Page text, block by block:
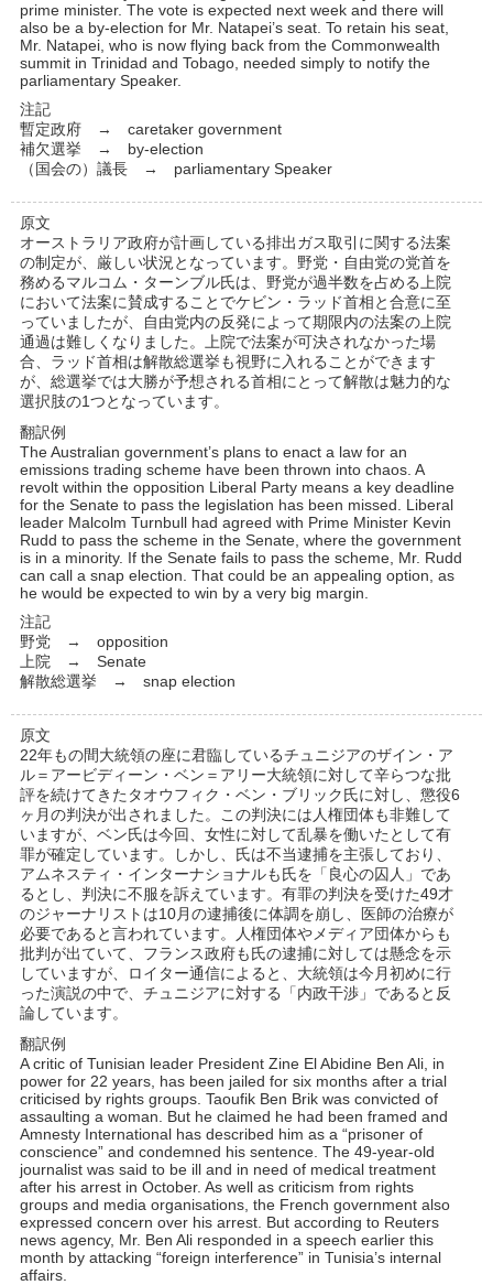
prime minister. The vote is expected next week and there will
also be a by-election for Mr. Natapei’s seat. To retain his seat,
Mr. Natapei, who is now flying back from the Commonwealth
summit in Trinidad and Tobago, needed simply to notify the
parliamentary Speaker.
注記
暫定政府 → caretaker government
補欠選挙 → by-election
（国会の）議長 → parliamentary Speaker
原文
オーストラリア政府が計画している排出ガス取引に関する法案
の制定が、厳しい状況となっています。野党・自由党の党首を
務めるマルコム・ターンブル氏は、野党が過半数を占める上院
において法案に賛成することでケビン・ラッド首相と合意に至
っていましたが、自由党内の反発によって期限内の法案の上院
通過は難しくなりました。上院で法案が可決されなかった場
合、ラッド首相は解散総選挙も視野に入れることができます
が、総選挙では大勝が予想される首相にとって解散は魅力的な
選択肢の1つとなっています。
翻訳例
The Australian government’s plans to enact a law for an
emissions trading scheme have been thrown into chaos. A
revolt within the opposition Liberal Party means a key deadline
for the Senate to pass the legislation has been missed. Liberal
leader Malcolm Turnbull had agreed with Prime Minister Kevin
Rudd to pass the scheme in the Senate, where the government
is in a minority. If the Senate fails to pass the scheme, Mr. Rudd
can call a snap election. That could be an appealing option, as
he would be expected to win by a very big margin.
注記
野党 → opposition
上院 → Senate
解散総選挙 → snap election
原文
22年もの間大統領の座に君臨しているチュニジアのザイン・ア
ル＝アービディーン・ベン＝アリー大統領に対して辛らつな批
評を続けてきたタオウフィク・ベン・ブリック氏に対し、懲役6
ヶ月の判決が出されました。この判決には人権団体も非難して
いますが、ベン氏は今回、女性に対して乱暴を働いたとして有
罪が確定しています。しかし、氏は不当逮捕を主張しており、
アムネスティ・インターナショナルも氏を「良心の囚人」であ
るとし、判決に不服を訴えています。有罪の判決を受けた49才
のジャーナリストは10月の逮捕後に体調を崩し、医師の治療が
必要であると言われています。人権団体やメディア団体からも
批判が出ていて、フランス政府も氏の逮捕に対しては懸念を示
していますが、ロイター通信によると、大統領は今月初めに行
った演説の中で、チュニジアに対する「内政干渉」であると反
論しています。
翻訳例
A critic of Tunisian leader President Zine El Abidine Ben Ali, in
power for 22 years, has been jailed for six months after a trial
criticised by rights groups. Taoufik Ben Brik was convicted of
assaulting a woman. But he claimed he had been framed and
Amnesty International has described him as a “prisoner of
conscience” and condemned his sentence. The 49-year-old
journalist was said to be ill and in need of medical treatment
after his arrest in October. As well as criticism from rights
groups and media organisations, the French government also
expressed concern over his arrest. But according to Reuters
news agency, Mr. Ben Ali responded in a speech earlier this
month by attacking “foreign interference” in Tunisia’s internal
affairs.